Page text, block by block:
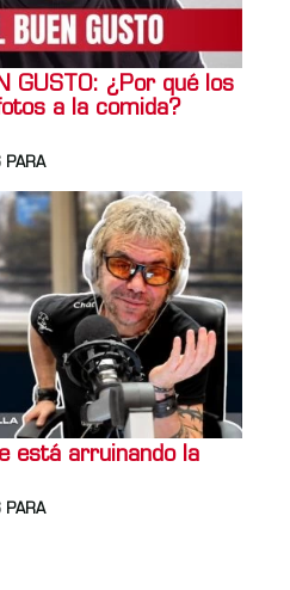
GUSTO: ¿Por qué los
a la comida?
PARA
está arruinando la
PARA